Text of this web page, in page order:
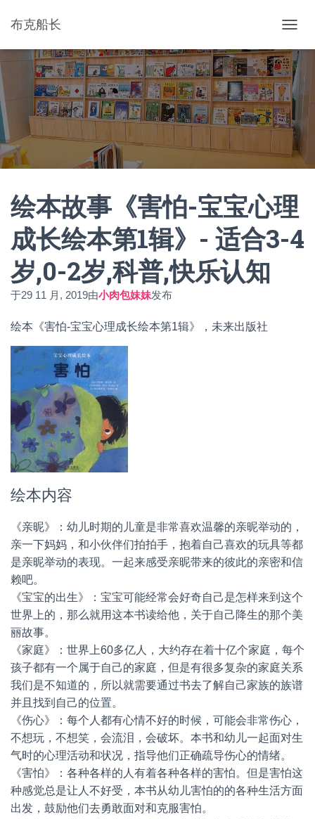
布克船长
换
导
航
绘本故事《害怕-宝宝心理
成长绘本第1辑》- 适合3-4
岁,0-2岁,科普,快乐认知
于29 11 月, 2019由小肉包妹妹发布
绘本《害怕-宝宝心理成长绘本第1辑》，未来出版社
绘本内容
《亲昵》：幼儿时期的儿童是非常喜欢温馨的亲昵举动的，
亲一下妈妈，和小伙伴们拍拍手，抱着自己喜欢的玩具等都
是亲昵举动的表现。一起来感受亲昵带来的彼此的亲密和信
赖吧。
《宝宝的出生》：宝宝可能经常会好奇自己是怎样来到这个
世界上的，那么就用这本书读给他，关于自己降生的那个美
丽故事。
《家庭》：世界上60多亿人，大约存在着十亿个家庭，每个
孩子都有一个属于自己的家庭，但是有很多复杂的家庭关系
我们是不知道的，所以就需要通过书去了解自己家族的族谱
并且找到自己的位置。
《伤心》：每个人都有心情不好的时候，可能会非常伤心，
不想玩，不想笑，会流泪，会破坏。本书和幼儿一起面对生
气时的心理活动和状况，指导他们正确疏导伤心的情绪。
《害怕》：各种各样的人有着各种各样的害怕。但是害怕这
种感觉总是让人不好受，本书从幼儿害怕的的各种生活方面
出发，鼓励他们去勇敢面对和克服害怕。